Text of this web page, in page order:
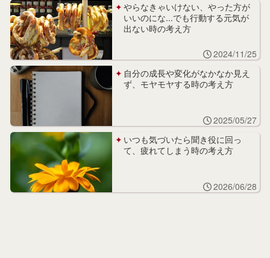
やらなきゃいけない、やった方が
いいのにな...でも行動する元気が
出ない時の考え方
2024/11/25
自分の成長や変化がなかなか見え
ず、モヤモヤする時の考え方
2025/05/27
いつも気づいたら聞き役に回っ
て、疲れてしまう時の考え方
2026/06/28